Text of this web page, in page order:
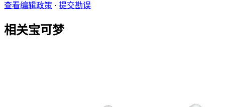
查看编辑政策 · 提交勘误
相关宝可梦